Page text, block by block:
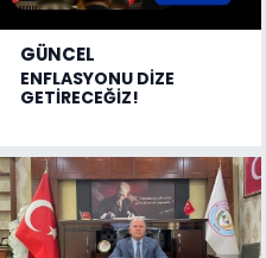
GÜNCEL
ENFLASYONU DİZE
GETİRECEĞİZ!